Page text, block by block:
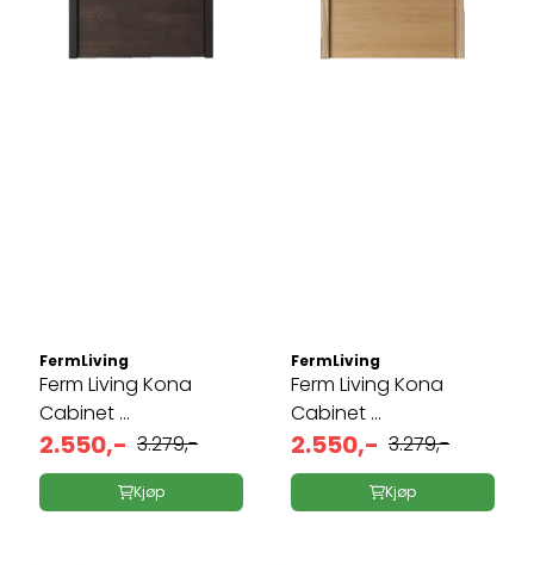
FermLiving
Ferm Living Kona
Cabinet ...
2.550,- 3.279,-
Kjøp
FermLiving
Ferm Living Kona
Cabinet ...
2.550,- 3.279,-
Kjøp